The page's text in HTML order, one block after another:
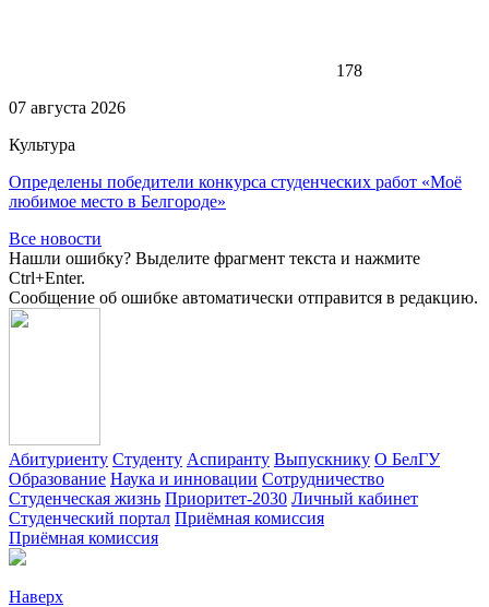
178
07 августа 2026
Культура
Определены победители конкурса студенческих работ «Моё
любимое место в Белгороде»
Все новости
Нашли ошибку? Выделите фрагмент текста и нажмите
Ctrl+Enter.
Сообщение об ошибке автоматически отправится в редакцию.
Абитуриенту Студенту Аспиранту Выпускнику О БелГУ
Образование Наука и инновации Сотрудничество
Студенческая жизнь Приоритет-2030 Личный кабинет
Студенческий портал Приёмная комиссия
Приёмная комиссия
Наверх